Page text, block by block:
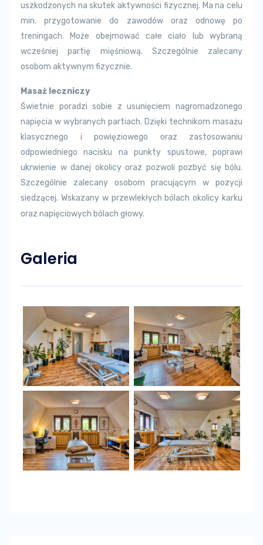
uszkodzonych na skutek aktywności fizycznej. Ma na celu
min. przygotowanie do zawodów oraz odnowę po
treningach. Może obejmować całe ciało lub wybraną
wcześniej partię mięśniową. Szczególnie zalecany
osobom aktywnym fizycznie.
Masaż leczniczy
Świetnie poradzi sobie z usunięciem nagromadzonego
napięcia w wybranych partiach. Dzięki technikom masażu
klasycznego i powięziowego oraz zastosowaniu
odpowiedniego nacisku na punkty spustowe, poprawi
ukrwienie w danej okolicy oraz pozwoli pozbyć się bólu.
Szczególnie zalecany osobom pracującym w pozycji
siedzącej. Wskazany w przewlekłych bólach okolicy karku
oraz napięciowych bólach głowy.
Galeria